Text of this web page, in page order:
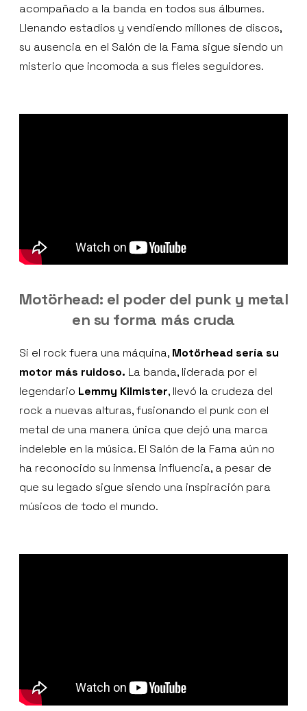
acompañado a la banda en todos sus álbumes.
Llenando estadios y vendiendo millones de discos,
su ausencia en el Salón de la Fama sigue siendo un
misterio que incomoda a sus fieles seguidores.
Motörhead: el poder del punk y metal
en su forma más cruda
Si el rock fuera una máquina, Motörhead sería su
motor más ruidoso. La banda, liderada por el
legendario Lemmy Kilmister, llevó la crudeza del
rock a nuevas alturas, fusionando el punk con el
metal de una manera única que dejó una marca
indeleble en la música. El Salón de la Fama aún no
ha reconocido su inmensa influencia, a pesar de
que su legado sigue siendo una inspiración para
músicos de todo el mundo.